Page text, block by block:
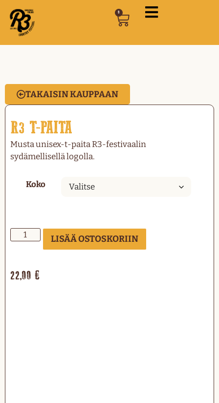
0
TAKAISIN KAUPPAAN
R3 T-PAITA
Musta unisex-t-paita R3-festivaalin
sydämellisellä logolla.
Koko
LISÄÄ OSTOSKORIIN
22,00 €